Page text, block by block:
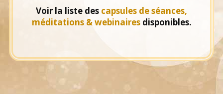
Voir la liste des capsules de séances,
méditations & webinairesdisponibles.